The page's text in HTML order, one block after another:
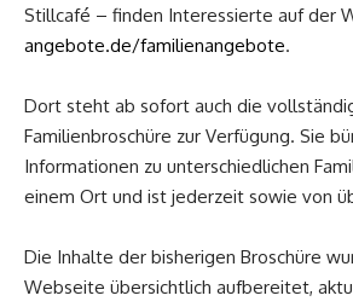
Stillcafé – finden Interessierte auf der
angebote.de/familienangebote.
Dort steht ab sofort auch die
Familienbroschüre zur Verfügung. Sie
Informationen zu unterschiedlichen
einem Ort und ist jederzeit sowie von
Die Inhalte der bisherigen Broschüre
Webseite übersichtlich aufbereitet,